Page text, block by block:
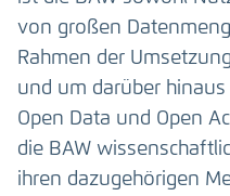
von großen
Rahmen der
und um darüber
Open Data und Open
die BAW
ihren dazugehörigen